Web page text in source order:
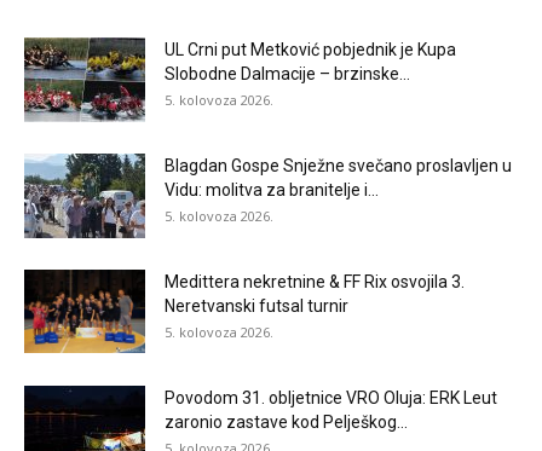
UL Crni put Metković pobjednik je Kupa
Slobodne Dalmacije – brzinske...
5. kolovoza 2026.
Blagdan Gospe Snježne svečano proslavljen u
Vidu: molitva za branitelje i...
5. kolovoza 2026.
Medittera nekretnine & FF Rix osvojila 3.
Neretvanski futsal turnir
5. kolovoza 2026.
Povodom 31. obljetnice VRO Oluja: ERK Leut
zaronio zastave kod Pelješkog...